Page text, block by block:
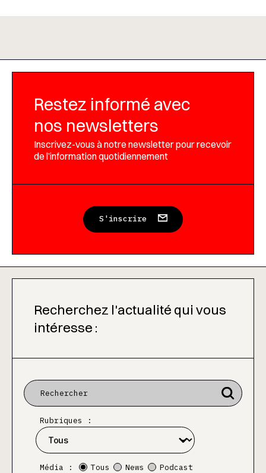
Restez informé avec
nos newsletters
Inscrivez-vous à notre newsletter pour recevoir
de l’information quotidiennement
S'inscrire
Recherchez l'actualité qui vous
intéresse :
Rubriques :
Média : Tous News
Podcast